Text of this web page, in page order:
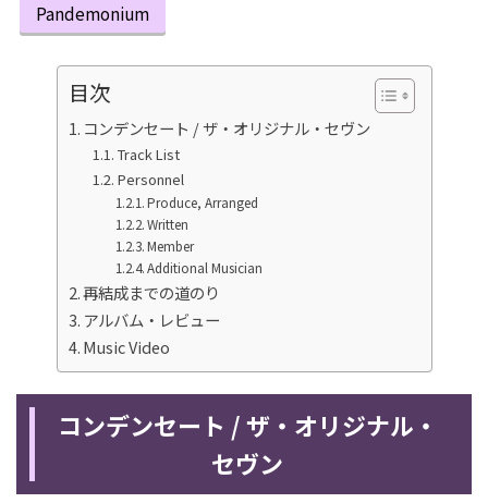
Pandemonium
目次
コンデンセート / ザ・オリジナル・セヴン
Track List
Personnel
Produce, Arranged
Written
Member
Additional Musician
再結成までの道のり
アルバム・レビュー
Music Video
コンデンセート / ザ・オリジナル・
セヴン